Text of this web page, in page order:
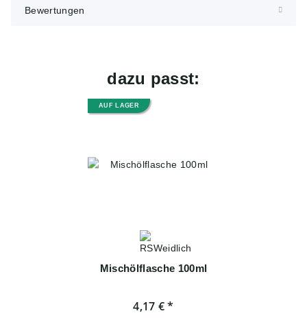
Bewertungen
dazu passt:
AUF LAGER
Mischölflasche 100ml
4,17 €*